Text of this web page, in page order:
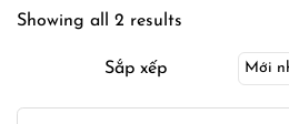
Showing all 2 results
Sắp xếp